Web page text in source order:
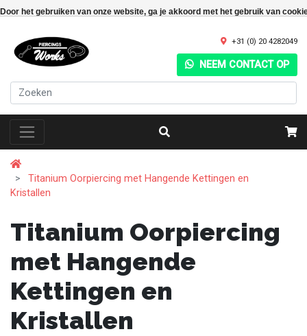
Door het gebruiken van onze website, ga je akkoord met het gebruik van
+31 (0) 20 4282049
NEEM CONTACT OP
Titanium Oorpiercing met Hangende Kettingen en
Kristallen
Titanium Oorpiercing
met Hangende
Kettingen en
Kristallen